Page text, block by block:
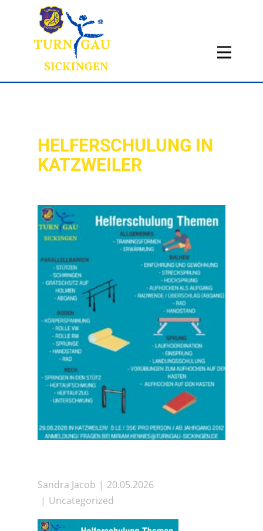
Home
Aktuelles
Über uns
HELFERSCHULUNG IN
KATZWEILER
Sandra Jacob
20.05.2026
Uncategorized